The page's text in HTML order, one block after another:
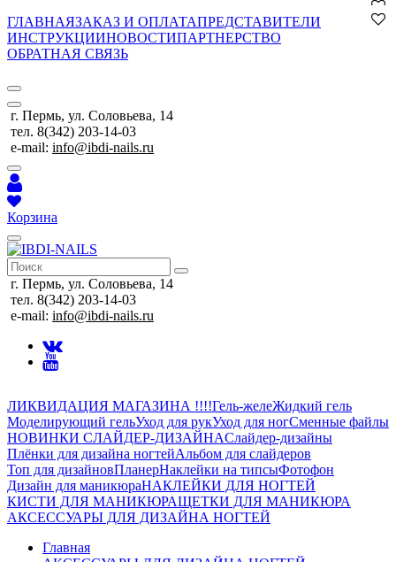
ГЛАВНАЯЗАКАЗ И ОПЛАТАПРЕДСТАВИТЕЛИ
ИНСТРУКЦИИНОВОСТИПАРТНЕРСТВО
ОБРАТНАЯ СВЯЗЬ
г. Пермь, ул. Соловьева, 14
тел. 8(342) 203-14-03
e-mail: info@ibdi-nails.ru
Корзина
г. Пермь, ул. Соловьева, 14
тел. 8(342) 203-14-03
e-mail: info@ibdi-nails.ru
ЛИКВИДАЦИЯ МАГАЗИНА !!!!Гель-желеЖидкий гель
Моделирующий гельУход для рукУход для ногСменные файлы
НОВИНКИ СЛАЙДЕР-ДИЗАЙНАСлайдер-дизайны
Плёнки для дизайна ногтейАльбом для слайдеров
Топ для дизайновПланерНаклейки на типсыФотофон
Дизайн для маникюраНАКЛЕЙКИ ДЛЯ НОГТЕЙ
КИСТИ ДЛЯ МАНИКЮРАЩЕТКИ ДЛЯ МАНИКЮРА
АКСЕССУАРЫ ДЛЯ ДИЗАЙНА НОГТЕЙ
Главная